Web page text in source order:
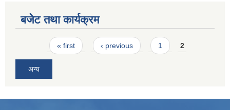
बजेट तथा कार्यक्रम
Pages« first ‹ previous 1 2
अन्य